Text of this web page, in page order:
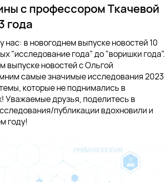
с профессором Ткачевой
года
нас: в новогоднем выпуске новостей 10
"исследование года" до "воришки года".
выпуске новостей с Ольгой
самые значимые исследования 2023
которые не поднимались в
Уважаемые друзья, поделитесь в
публикации вдохновили и
году!